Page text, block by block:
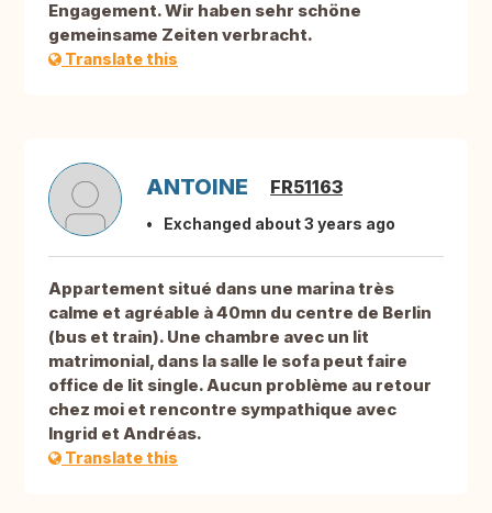
Engagement. Wir haben sehr schöne
gemeinsame Zeiten verbracht.
Translate this
ANTOINE FR51163
Exchanged about 3 years ago
Appartement situé dans une marina très
calme et agréable à 40mn du centre de Berlin
(bus et train). Une chambre avec un lit
matrimonial, dans la salle le sofa peut faire
office de lit single. Aucun problème au retour
chez moi et rencontre sympathique avec
Ingrid et Andréas.
Translate this